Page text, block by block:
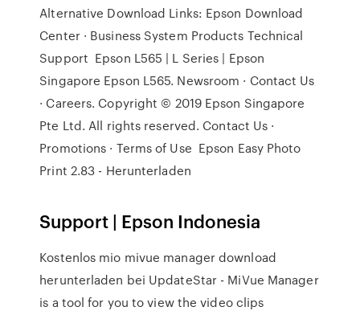
Alternative Download Links: Epson Download
Center · Business System Products Technical
Support Epson L565 | L Series | Epson
Singapore Epson L565. Newsroom · Contact Us
· Careers. Copyright © 2019 Epson Singapore
Pte Ltd. All rights reserved. Contact Us ·
Promotions · Terms of Use Epson Easy Photo
Print 2.83 - Herunterladen
Support | Epson Indonesia
Kostenlos mio mivue manager download
herunterladen bei UpdateStar - MiVue Manager
is a tool for you to view the video clips